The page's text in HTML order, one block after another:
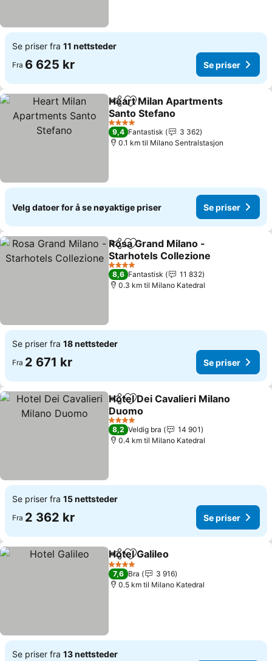
Se priser fra 11 nettsteder
Fra 6 625 kr Se priser
Del Legg til i favoritter
Heart Milan Apartments
Santo Stefano
Se priser
4 Stjerner
9,4 Fantastisk
3 362
0.1 km til Milano Sentralstasjon
Velg datoer for å se nøyaktige priser Se priser
Del Legg til i favoritter
Rosa Grand Milano -
Starhotels Collezione
Se priser
4 Stjerner
8,6 Fantastisk
11 832
0.3 km til Milano Katedral
Se priser fra 18 nettsteder
Fra 2 671 kr Se priser
Del Legg til i favoritter
Hotel Dei Cavalieri Milano
Duomo
Se priser
4 Stjerner
8,2 Veldig bra
14 901
0.4 km til Milano Katedral
Se priser fra 15 nettsteder
Fra 2 362 kr Se priser
Del Legg til i favoritter
Hotel Galileo
4 Stjerner
7,6 Bra
3 916
0.5 km til Milano Katedral
Se priser fra 13 nettsteder